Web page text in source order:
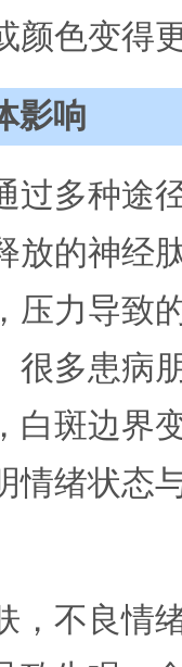
颜色变得
影响
过多种途
放的神经
压力导致
很多患病
白斑边界
情绪状态
，不良情